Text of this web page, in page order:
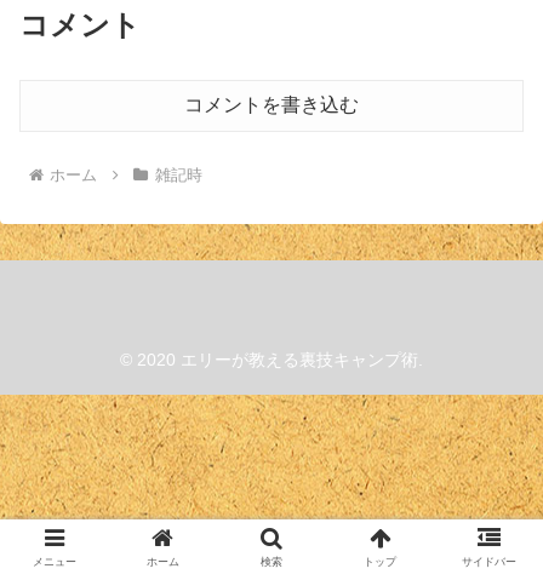
コメント
コメントを書き込む
ホーム 雑記時
© 2020 エリーが教える裏技キャンプ術.
メニュー ホーム 検索 トップ サイドバー